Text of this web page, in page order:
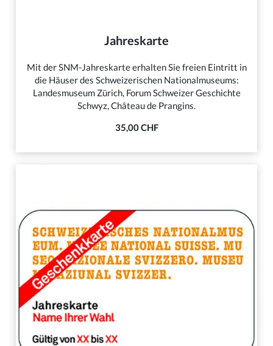
Jahreskarte
Mit der SNM-Jahreskarte erhalten Sie freien Eintritt in
die Häuser des Schweizerischen Nationalmuseums:
Landesmuseum Zürich, Forum Schweizer Geschichte
Schwyz, Château de Prangins.
35,00 CHF